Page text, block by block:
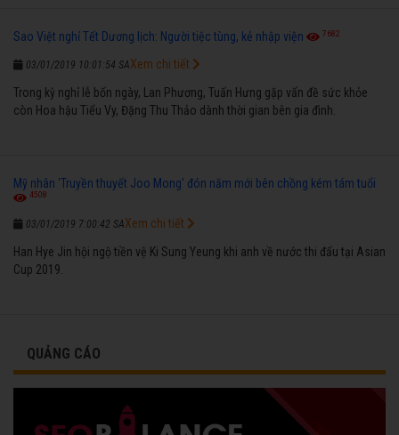
Sao Việt nghỉ Tết Dương lịch: Người tiệc tùng, kẻ nhập viện 7682
03/01/2019 10:01:54 SA
Trong kỳ nghỉ lễ bốn ngày, Lan Phương, Tuấn Hưng gặp vấn đề sức khỏe
còn Hoa hậu Tiểu Vy, Đặng Thu Thảo dành thời gian bên gia đình.
Xem chi tiết
Mỹ nhân 'Truyền thuyết Joo Mong' đón năm mới bên chồng kém tám tuổi
4508
03/01/2019 7:00:42 SA
Han Hye Jin hội ngộ tiền vệ Ki Sung Yeung khi anh về nước thi đấu tại Asian
Cup 2019.
Xem chi tiết
QUẢNG CÁO